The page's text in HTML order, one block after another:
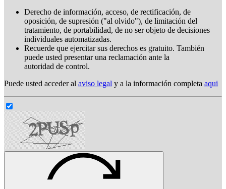
Derecho de información, acceso, de rectificación, de
oposición, de supresión ("al olvido"), de limitación del
tratamiento, de portabilidad, de no ser objeto de decisiones
individuales automatizadas.
Recuerde que ejercitar sus derechos es gratuito. También
puede usted presentar una reclamación ante la
autoridad de control.
Puede usted acceder al aviso legal y a la información completa aqui